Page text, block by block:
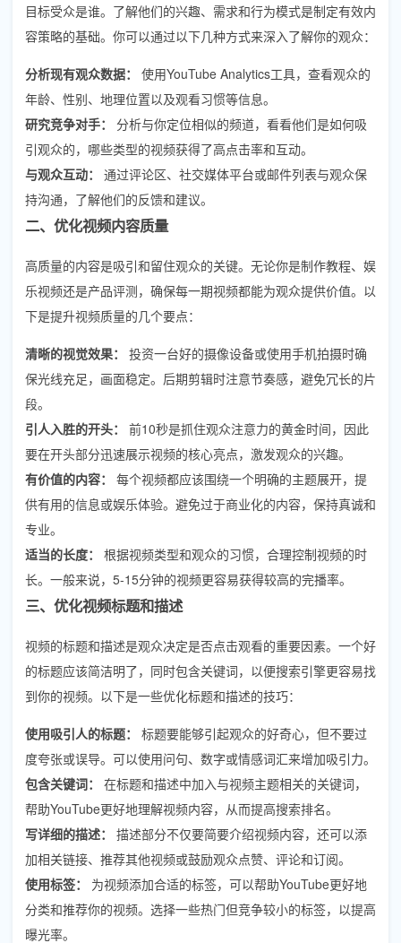
目标受众是谁。了解他们的兴趣、需求和行为模式是制定有效内
容策略的基础。你可以通过以下几种方式来深入了解你的观众：
分析现有观众数据：
使用YouTube Analytics工具，查看观众的
年龄、性别、地理位置以及观看习惯等信息。
研究竞争对手：
分析与你定位相似的频道，看看他们是如何吸
引观众的，哪些类型的视频获得了高点击率和互动。
与观众互动：
通过评论区、社交媒体平台或邮件列表与观众保
持沟通，了解他们的反馈和建议。
二、优化视频内容质量
高质量的内容是吸引和留住观众的关键。无论你是制作教程、娱
乐视频还是产品评测，确保每一期视频都能为观众提供价值。以
下是提升视频质量的几个要点：
清晰的视觉效果：
投资一台好的摄像设备或使用手机拍摄时确
保光线充足，画面稳定。后期剪辑时注意节奏感，避免冗长的片
段。
引人入胜的开头：
前10秒是抓住观众注意力的黄金时间，因此
要在开头部分迅速展示视频的核心亮点，激发观众的兴趣。
有价值的内容：
每个视频都应该围绕一个明确的主题展开，提
供有用的信息或娱乐体验。避免过于商业化的内容，保持真诚和
专业。
适当的长度：
根据视频类型和观众的习惯，合理控制视频的时
长。一般来说，5-15分钟的视频更容易获得较高的完播率。
三、优化视频标题和描述
视频的标题和描述是观众决定是否点击观看的重要因素。一个好
的标题应该简洁明了，同时包含关键词，以便搜索引擎更容易找
到你的视频。以下是一些优化标题和描述的技巧：
使用吸引人的标题：
标题要能够引起观众的好奇心，但不要过
度夸张或误导。可以使用问句、数字或情感词汇来增加吸引力。
包含关键词：
在标题和描述中加入与视频主题相关的关键词，
帮助YouTube更好地理解视频内容，从而提高搜索排名。
写详细的描述：
描述部分不仅要简要介绍视频内容，还可以添
加相关链接、推荐其他视频或鼓励观众点赞、评论和订阅。
使用标签：
为视频添加合适的标签，可以帮助YouTube更好地
分类和推荐你的视频。选择一些热门但竞争较小的标签，以提高
曝光率。